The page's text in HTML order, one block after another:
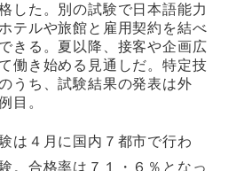
した。別の試験で日本語能力
テルや旅館と雇用契約を結べ
きる。夏以降、接客や企画広
働き始める見通しだ。特定技
うち、試験結果の発表は外
目。
は４月に国内７都市で行わ
。合格率は７１・６％となっ